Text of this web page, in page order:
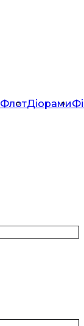
ФлотДіорами